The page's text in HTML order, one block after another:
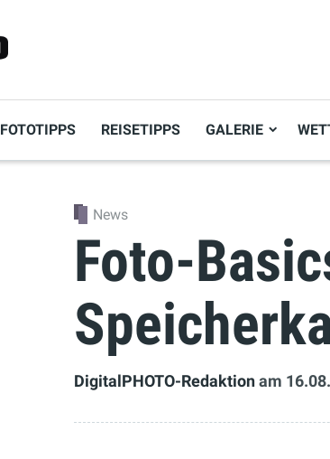
FOTOTIPPS REISETIPPS GALERIE
News
Foto-
DigitalPHOTO-Redaktion am